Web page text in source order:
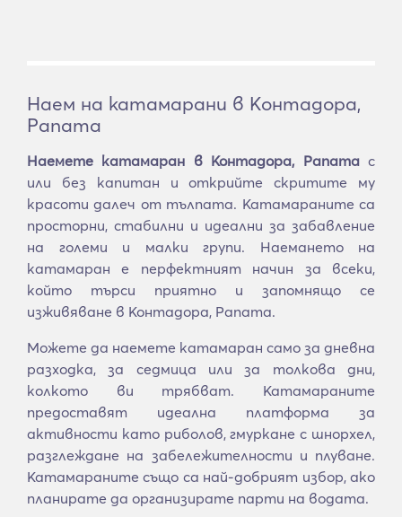
Наем на катамарани в Контадора,
Panama
Наемете катамаран в Контадора, Panamaс
или без капитан и открийте скритите му
красоти далеч от тълпата. Катамараните са
просторни, стабилни и идеални за забавление
на големи и малки групи. Наемането на
катамаран е перфектният начин за всеки,
който търси приятно и запомнящо се
изживяване в Контадора, Panama.
Можете да наемете катамаран само за дневна
разходка, за седмица или за толкова дни,
колкото ви трябват. Катамараните
предоставят идеална платформа за
активности като риболов, гмуркане с шнорхел,
разглеждане на забележителности и плуване.
Катамараните също са най-добрият избор, ако
планирате да организирате парти на водата.